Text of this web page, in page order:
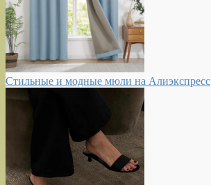
Стильные и модные мюли на Алиэкспресс